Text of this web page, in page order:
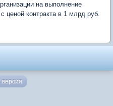
на выполнение
ценой контракта в 1 млрд руб.